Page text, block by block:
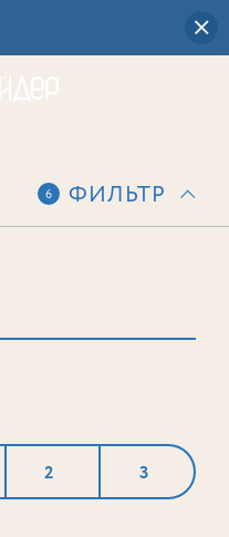
6 ФИЛЬТР
2 3
одного лота